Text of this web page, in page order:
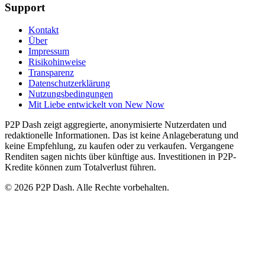
Support
Kontakt
Über
Impressum
Risikohinweise
Transparenz
Datenschutzerklärung
Nutzungsbedingungen
Mit Liebe entwickelt von New Now
P2P Dash zeigt aggregierte, anonymisierte Nutzerdaten und
redaktionelle Informationen. Das ist keine Anlageberatung und
keine Empfehlung, zu kaufen oder zu verkaufen. Vergangene
Renditen sagen nichts über künftige aus. Investitionen in P2P-
Kredite können zum Totalverlust führen.
© 2026 P2P Dash. Alle Rechte vorbehalten.